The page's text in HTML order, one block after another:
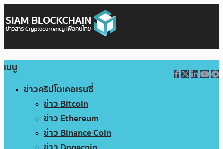
เมนู
ข่าวคริปโตเคอเรนซี่
ข่าว Bitcoin
ข่าว Ethereum
ข่าว Binance Coin